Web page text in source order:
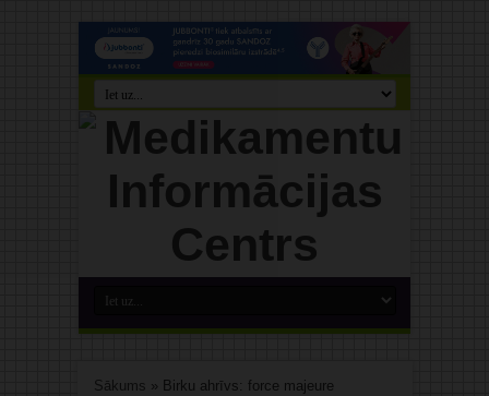
Sākums » Birku ahrīvs: force majeure